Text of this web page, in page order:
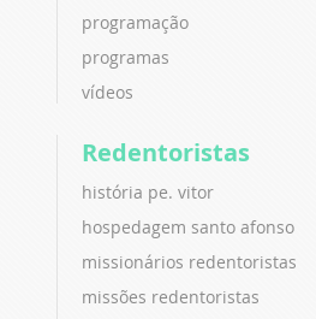
programação
programas
vídeos
Redentoristas
história pe. vitor
hospedagem santo afonso
missionários redentoristas
missões redentoristas